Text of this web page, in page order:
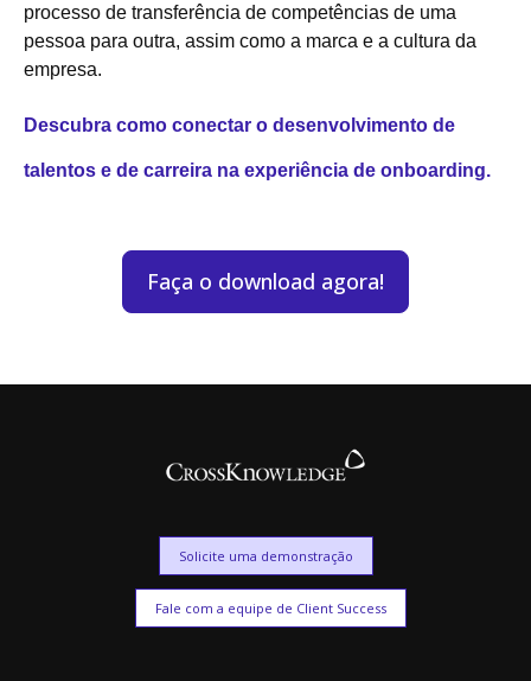
processo de transferência de competências de uma
pessoa para outra, assim como a marca e a cultura da
empresa.
Descubra como conectar o desenvolvimento de
talentos e de carreira na experiência de onboarding.
Faça o download agora!
Solicite uma demonstração
Fale com a equipe de Client Success